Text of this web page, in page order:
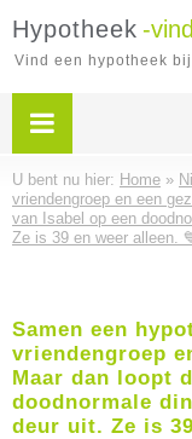
Hypotheek -
Vind een hypotheek
U bent nu hier: Home »
vriendengroep en een
van Isabel op een
Ze is 39 en weer alleen.
Samen een
vriendengroep
Maar dan loopt
doodnormale
deur uit. Ze is